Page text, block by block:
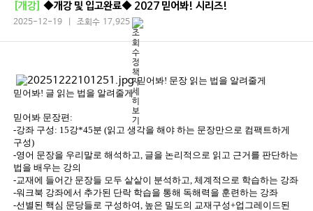
[개강] ◆개강 및 입고완료◆ 2027 믿어봐! 시리즈!
2025-12-19 | 조회수 17,925
믿어봐! 문장 읽는 법을 알려줄게
믿어봐! 글 읽는 법을 알려줄게
믿어봐 문장편:
-강좌 구성: 15강*45분 (읽고 생각을 해야 하는 문장만으로 컴팩트하게
구성)
-영어 문장을 우리말로 해석하고, 글을 논리적으로 읽고 근거를 판단하는
법을 배우는 강의
-교재에 들어간 문장들 모두 샅샅이 분석하고, 체계적으로 학습하는 강좌
-워크북 강좌에서 추가된 단락 학습을 통해 독해력을 훈련하는 강좌
-선별된 핵심 문당들로 구성하여, 높은 밀도의 교재구성+업그레이드된